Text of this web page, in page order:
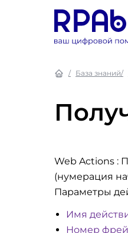
База знаний
Web Actions :
(нумерация
Параметры
Имя
Номер